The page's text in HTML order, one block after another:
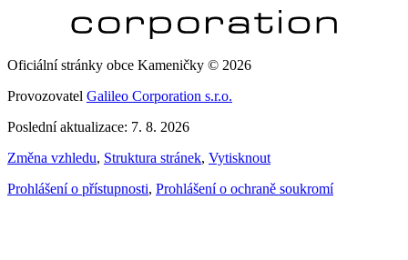
Oficiální stránky obce Kameničky © 2026
Provozovatel Galileo Corporation s.r.o.
Poslední aktualizace: 7. 8. 2026
Změna vzhledu, Struktura stránek, Vytisknout
Prohlášení o přístupnosti, Prohlášení o ochraně soukromí